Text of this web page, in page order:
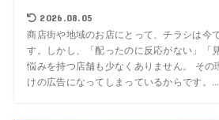
2026.08.05
商店街や地域のお店にとって、チラシは今
す。しかし、「配ったのに反応がない」「
悩みを持つ店舗も少なくありません。 その
けの広告になってしまっているからです。...